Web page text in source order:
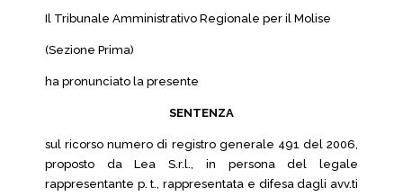
Il Tribunale Amministrativo Regionale per il Molise
(Sezione Prima)
ha pronunciato la presente
SENTENZA
sul ricorso numero di registro generale 491 del 2006,
proposto da Lea S.r.l., in persona del legale
rappresentante p. t., rappresentata e difesa dagli avv.ti